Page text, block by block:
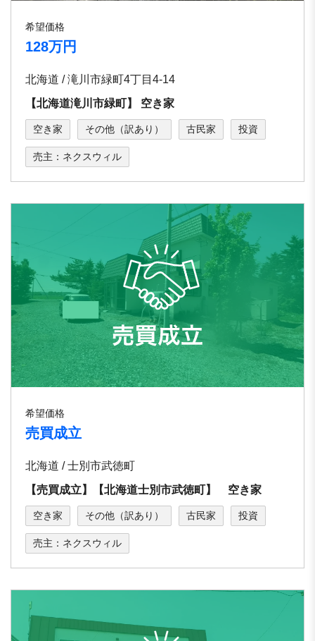
希望価格
128万円
北海道 / 滝川市緑町4丁⽬4-14
【北海道滝川市緑町】 空き家
空き家 その他（訳あり） 古民家 投資
売主：ネクスウィル
希望価格
売買成立
北海道 / 士別市武徳町
【売買成立】【北海道士別市武徳町】 空き家
空き家 その他（訳あり） 古民家 投資
売主：ネクスウィル